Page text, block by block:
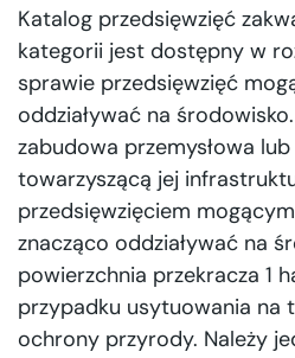
Katalog przedsięwzięć
kategorii jest dostępny w
sprawie przedsięwzięć
oddziaływać na
zabudowa przemysłowa
towarzyszącą jej
przedsięwzięciem
znacząco oddziaływać na
powierzchnia przekracza 1
przypadku usytuowania na
ochrony przyrody. Należy